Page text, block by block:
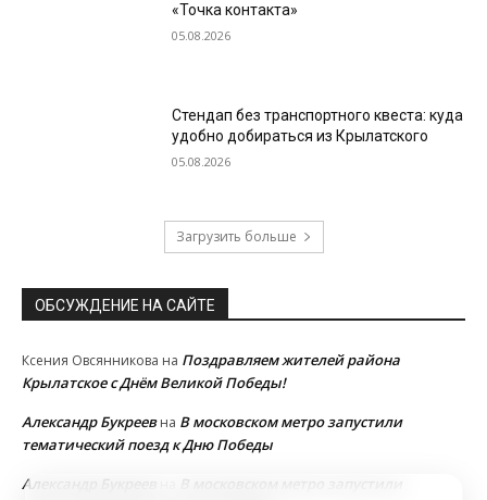
«Точка контакта»
05.08.2026
Стендап без транспортного квеста: куда
удобно добираться из Крылатского
05.08.2026
Загрузить больше
ОБСУЖДЕНИЕ НА САЙТЕ
Ксения Овсянникова на Поздравляем жителей района
Крылатское с Днём Великой Победы!
Александр Букреевна В московском метро запустили
тематический поезд к Дню Победы
Александр Букреев
В московском метро запустили